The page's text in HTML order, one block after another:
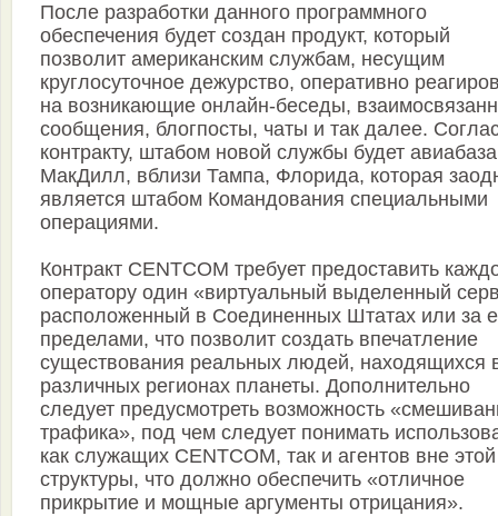
После разработки данного программного
обеспечения будет создан продукт, который
позволит американским службам, несущим
круглосуточное дежурство, оперативно
на возникающие онлайн-беседы,
сообщения, блогпосты, чаты и так далее.
контракту, штабом новой службы будет авиабаза
МакДилл, вблизи Тампа, Флорида, которая
является штабом Командования специальными
операциями.
Контракт CENTCOM требует предоставить
оператору один «виртуальный выделенный
расположенный в Соединенных Штатах или за
пределами, что позволит создать впечатление
существования реальных людей, находящихся
различных регионах планеты. Дополнительно
следует предусмотреть возможность
трафика», под чем следует понимать
как служащих CENTCOM, так и агентов вне этой
структуры, что должно обеспечить «отличное
прикрытие и мощные аргументы отрицания».